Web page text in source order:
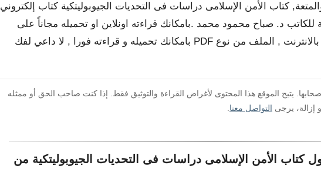
كتاب الأمن الإسلامى دراسات فى التحديات الجيوبوليتكية كتاب إلكتروني
د. صباح محمود محمد .بامكانك قراءته اونلاين او تحميله مجاناً على
جهازك لتصفحه بدون اتصال بالانترنت , الملف من نوع PDF بامكانك تحميله و قراءته فورا , لا داعي لفك
يتيح الموقع هذا المحتوى لأغراض القراءة والتوثيق فقط. إذا كنت صاحب الحق أو ممثله
إزالة، يرجى التواصل معنا
كتاب الأمن الإسلامى دراسات فى التحديات الجيوبوليتكية من